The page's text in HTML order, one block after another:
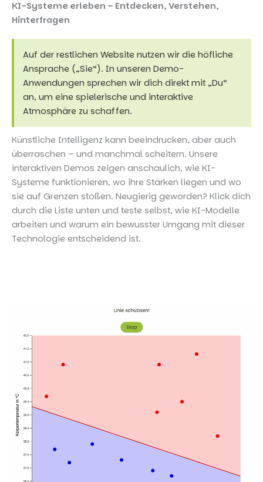
KI-Systeme erleben – Entdecken, Verstehen,
Hinterfragen
Auf der restlichen Website nutzen wir die höfliche
Ansprache („Sie“). In unseren Demo-
Anwendungen sprechen wir dich direkt mit „Du“
an, um eine spielerische und interaktive
Atmosphäre zu schaffen.
Künstliche Intelligenz kann beeindrucken, aber auch
überraschen – und manchmal scheitern. Unsere
interaktiven Demos zeigen anschaulich, wie KI-
Systeme funktionieren, wo ihre Stärken liegen und wo
sie auf Grenzen stoßen. Neugierig geworden? Klick dich
durch die Liste unten und teste selbst, wie KI-Modelle
arbeiten und warum ein bewusster Umgang mit dieser
Technologie entscheidend ist.